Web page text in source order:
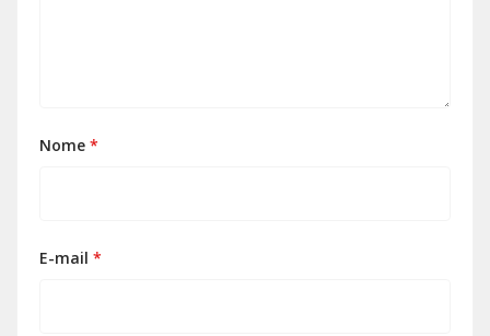
Nome *
E-mail *